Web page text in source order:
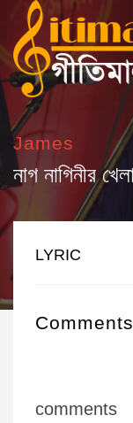
James
নাগ নাগিনীর
LYRIC
Comments
comments